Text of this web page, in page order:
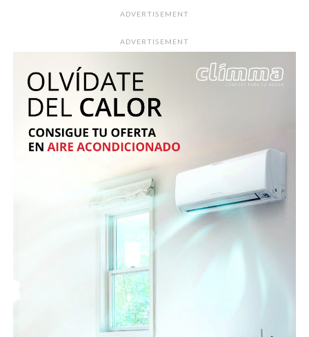
ADVERTISEMENT
ADVERTISEMENT